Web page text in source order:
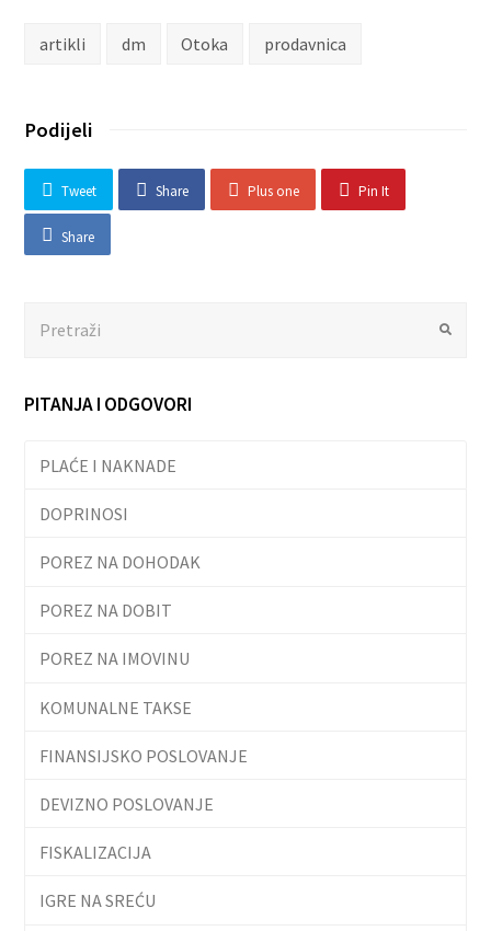
artikli dm Otoka prodavnica
Podijeli
Tweet Share Plus one Pin It
Share
Submit
PITANJA I ODGOVORI
PLAĆE I NAKNADE
DOPRINOSI
POREZ NA DOHODAK
POREZ NA DOBIT
POREZ NA IMOVINU
KOMUNALNE TAKSE
FINANSIJSKO POSLOVANJE
DEVIZNO POSLOVANJE
FISKALIZACIJA
IGRE NA SREĆU